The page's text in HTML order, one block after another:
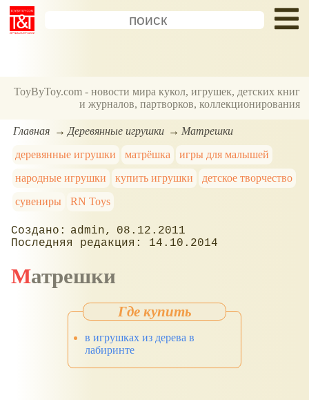
ToyByToy.com - новости мира кукол, игрушек, детских книг
и журналов, партворков, коллекционирования
Главная Деревянные игрушки
Матрешки
деревянные игрушки
матрёшка
игры для малышей
народные игрушки
купить игрушки
детское творчество
сувениры
RN Toys
admin
08.12.2011
14.10.2014
Матрешки
в игрушках из дерева в
лабиринте